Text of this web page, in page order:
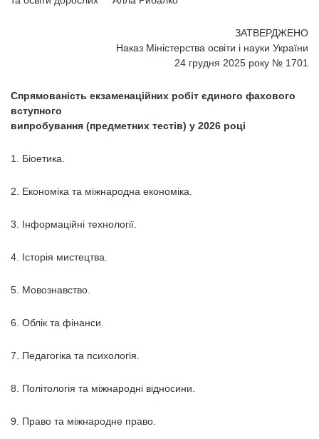
ЗАТВЕРДЖЕНО
Наказ Міністерства освіти і науки України
24 грудня 2025 року № 1701
Спрямованість екзаменаційних робіт єдиного фахового
вступного
випробування (предметних тестів) у 2026 році
1. Біоетика.
2. Економіка та міжнародна економіка.
3. Інформаційні технології.
4. Історія мистецтва.
5. Мовознавство.
6. Облік та фінанси.
7. Педагогіка та психологія.
8. Політологія та міжнародні відносини.
9. Право та міжнародне право.